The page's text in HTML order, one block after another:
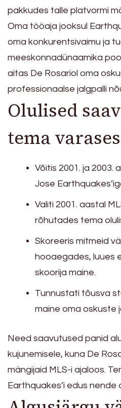
pakkudes talle platvormi
Oma tööaja jooksul
oma konkurentsivaimu ja
meeskonnadünaamika
aitas De Rosariol oma
professionaalse jalgpalli
Olulised
tema
Võitis 2001. ja 2003.
Jose
Valiti 2001. aastal
rõhutades tema
Skoreeris mitmeid
hooaegades, luues
skoorija maine.
Tunnustati tõusva
maine oma oskuste
Need saavutused panid
kujunemisele, kuna De
mängijaid MLS-i ajaloos.
Earthquakes’i edus nende